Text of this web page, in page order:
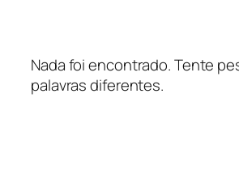
Nada foi encontrado. Tente
palavras diferentes.